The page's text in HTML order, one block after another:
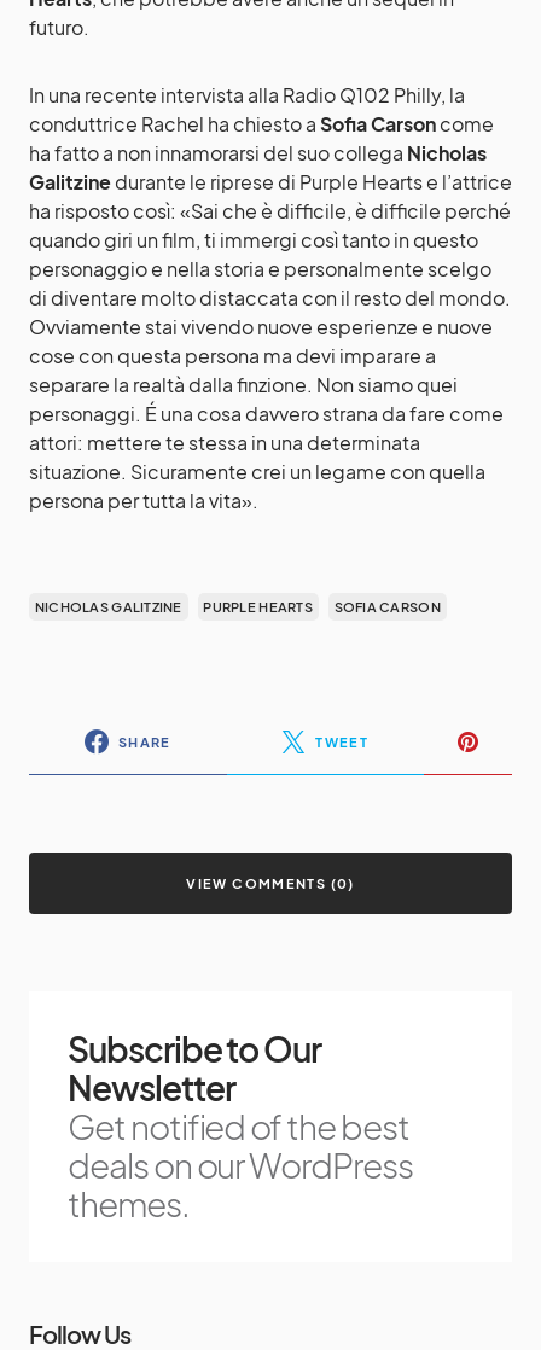
futuro.
In una recente intervista alla Radio Q102 Philly, la
conduttrice Rachel ha chiesto aSofia Carsoncome
ha fatto a non innamorarsi del suo collega Nicholas
Galitzinedurante le riprese di Purple Hearts e l’attrice
ha risposto così: «Sai che è difficile, è difficile perché
quando giri un film, ti immergi così tanto in questo
personaggio e nella storia e personalmente scelgo
di diventare molto distaccata con il resto del mondo.
Ovviamente stai vivendo nuove esperienze e nuove
cose con questa persona ma devi imparare a
separare la realtà dalla finzione. Non siamo quei
personaggi. É una cosa davvero strana da fare come
attori: mettere te stessa in una determinata
situazione. Sicuramente crei un legame con quella
persona per tutta la vita».
NICHOLAS GALITZINE PURPLE HEARTS SOFIA CARSON
SHARE TWEET
VIEW COMMENTS (0)
Subscribe to Our
Newsletter
Get notified of the best
deals on our WordPress
themes.
Follow Us